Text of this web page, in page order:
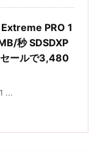
PRO 1
秒 SDSDXP
ールで3,480
...